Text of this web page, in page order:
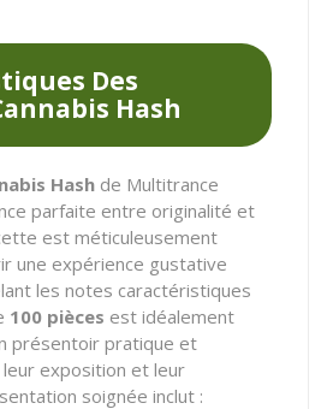
Des
Hash
Hash de Multitrance
parfaite entre originalité et
est méticuleusement
une expérience gustative
les notes caractéristiques
100 pièces est idéalement
présentoir pratique et
exposition et leur
soignée inclut :